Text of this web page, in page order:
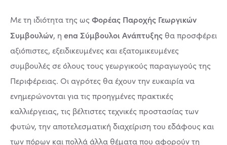
Με τη ιδιότητα της ωςΦορέας Παροχής Γεωργικών
Συμβουλών, η ena Σύμβουλοι Ανάπτυξης θα προσφέρει
αξιόπιστες, εξειδικευμένες και εξατομικευμένες
συμβουλές σε όλους τους γεωργικούς παραγωγούς της
Περιφέρειας. Οι αγρότες θα έχουν την ευκαιρία να
ενημερώνονται για τις προηγμένες πρακτικές
καλλιέργειας, τις βέλτιστες τεχνικές προστασίας των
φυτών, την αποτελεσματική διαχείριση του εδάφους και
των πόρων και πολλά άλλα θέματα που αφορούν τη